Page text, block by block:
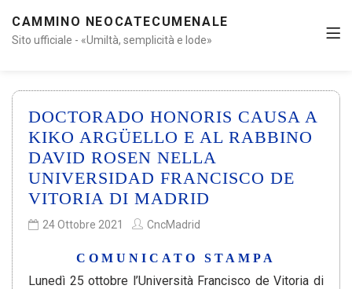
CAMMINO NEOCATECUMENALE
Sito ufficiale - «Umiltà, semplicità e lode»
DOCTORADO HONORIS CAUSA A
KIKO ARGÜELLO E AL RABBINO
DAVID ROSEN NELLA
UNIVERSIDAD FRANCISCO DE
VITORIA DI MADRID
24 Ottobre 2021 CncMadrid
COMUNICATO STAMPA
Lunedì 25 ottobre l’Università Francisco de Vitoria di